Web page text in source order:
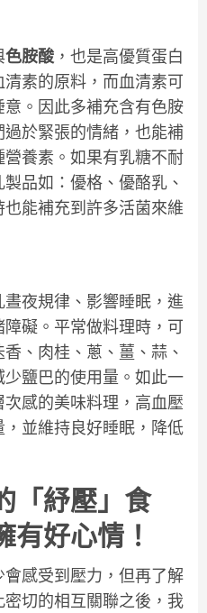
色胺酸，也是高優質蛋白
素的原料，而血清素可
。因此多補充含有色胺
於緊張的情緒，也能補
養素。如果有乳糖不耐
品如：優格、優酪乳、
能補充到許多活菌來維
夜規律、影響睡眠，進
礙。平常做料理時，可
、肉桂、蔥、薑、蒜、
鹽巴的使用量。如此一
感的美味料理，高血壓
並維持良好睡眠，降低
「紓壓」食
好心情！
感受到壓力，但再了解
切的相互關聯之後，我